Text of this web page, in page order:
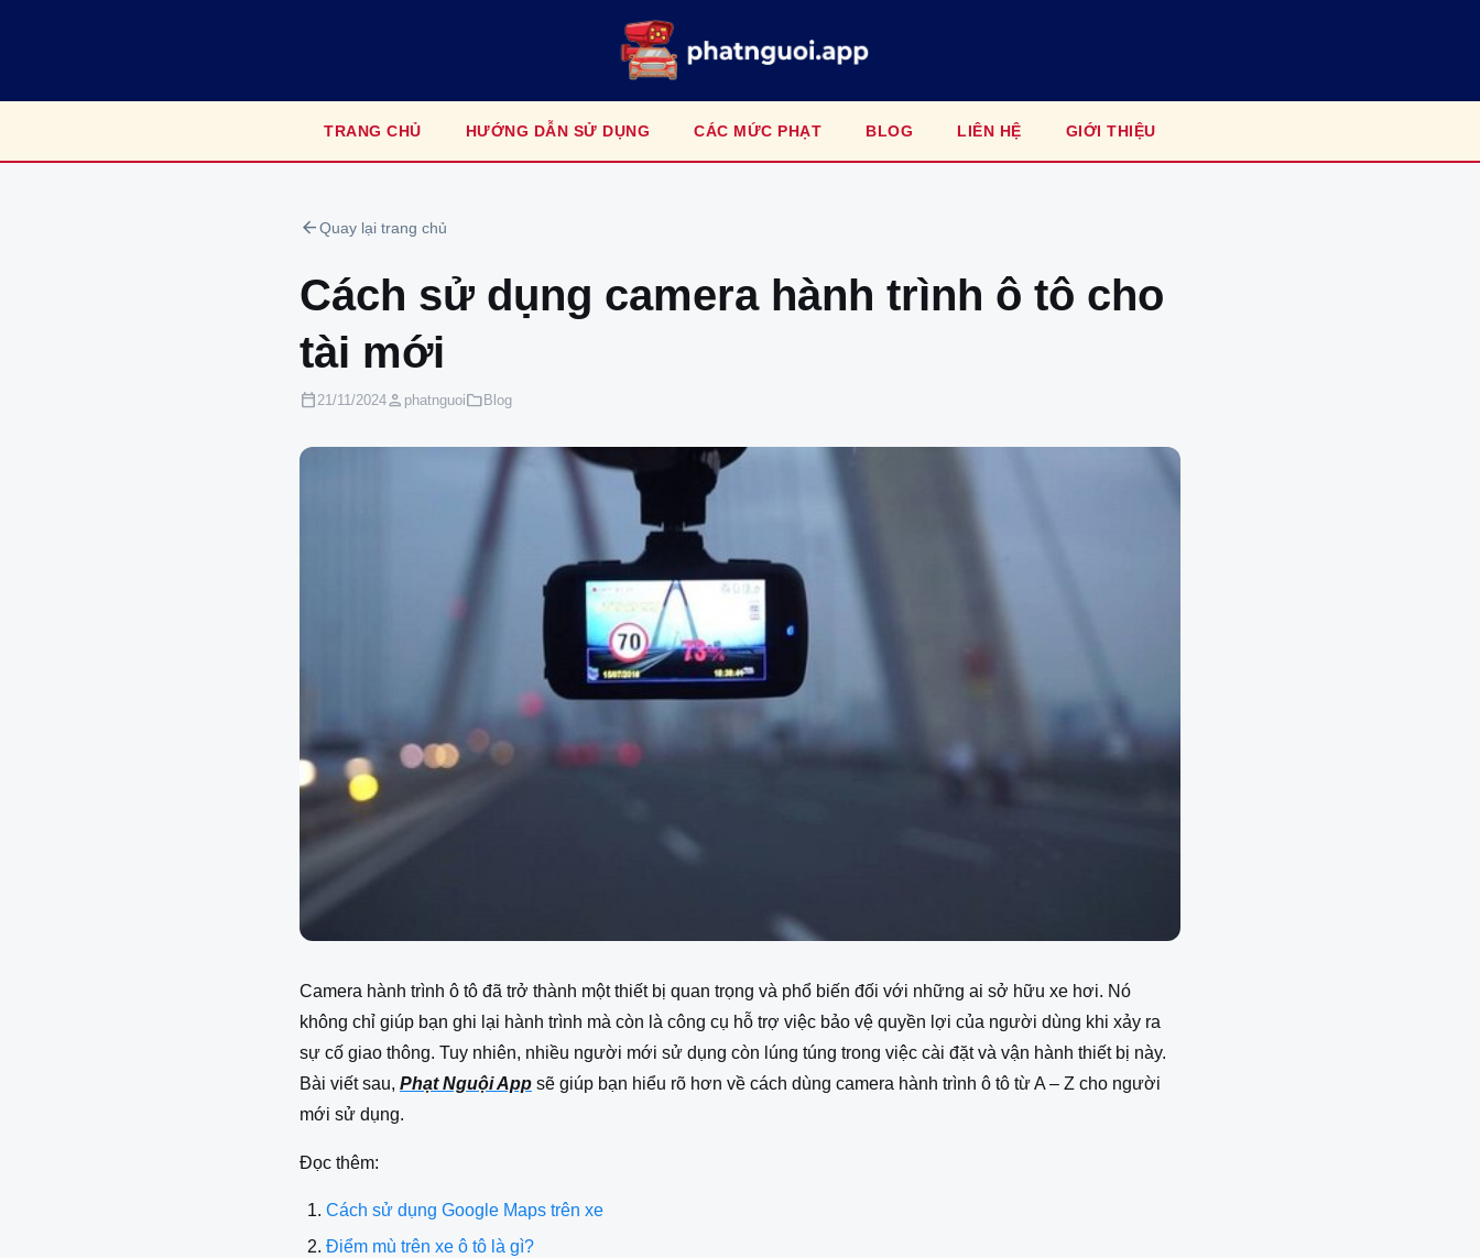
TRANG CHỦ HƯỚNG DẪN SỬ DỤNG CÁC MỨC PHẠT BLOG LIÊN HỆ GIỚI THIỆU
arrow_backQuay lại trang chủ
Cách sử dụng camera hành trình ô tô cho
tài mới
calendar_today21/11/2024person phatnguoifolder Blog
Camera hành trình ô tô đã trở thành một thiết bị quan trọng và phổ biến đối với những ai sở hữu xe hơi. Nó
không chỉ giúp bạn ghi lại hành trình mà còn là công cụ hỗ trợ việc bảo vệ quyền lợi của người dùng khi xảy ra
sự cố giao thông. Tuy nhiên, nhiều người mới sử dụng còn lúng túng trong việc cài đặt và vận hành thiết bị này.
Bài viết sau, Phạt Nguội App sẽ giúp bạn hiểu rõ hơn về cách dùng camera hành trình ô tô từ A – Z cho người
mới sử dụng.
Đọc thêm:
Cách sử dụng Google Maps trên xe
Điểm mù trên xe ô tô là gì?